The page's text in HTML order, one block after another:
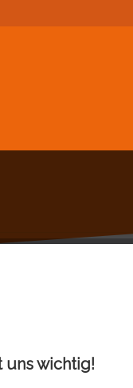
uns wichtig!